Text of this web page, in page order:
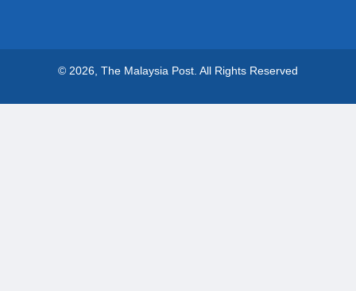
© 2026, The Malaysia Post. All Rights Reserved